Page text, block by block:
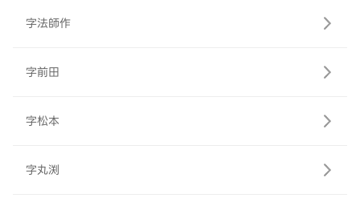
字法師作
字前田
字松本
字丸渕